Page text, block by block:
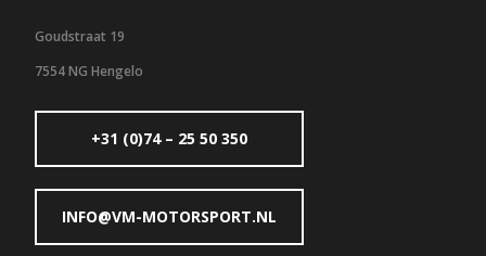
Goudstraat 19
7554 NG Hengelo
+31 (0)74 – 25 50 350
INFO@VM-MOTORSPORT.NL